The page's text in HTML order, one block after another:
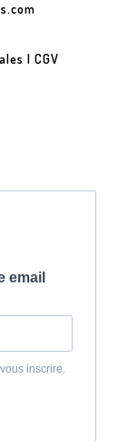
| CGV